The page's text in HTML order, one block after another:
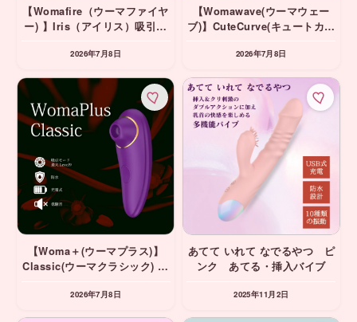
【Womafire（ウーマファイヤ
ー) 】Iris（アイリス）吸引＆
2026年7月8日
【Womawave(ウーマウェー
ブ)】CuteCurve(キュートカー
2026年7月8日
【Woma＋(ウーマプラス)】
Classic(ウーマクラシック)
ブ
2026年7月8日
あてて いれて なでるやつ ピ
ンク あてる・挿入バイブ
2025年11月2日